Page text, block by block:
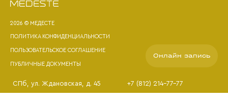
СПб , ул. Ждановская, д. 45 +7 (812) 214-77-77
2026 © МЕДЕСТЕ
ПОЛИТИКА КОНФИДЕНЦИАЛЬНОСТИ
ПОЛЬЗОВАТЕЛЬСКОЕ СОГЛАШЕНИЕ
ПУБЛИЧНЫЕ ДОКУМЕНТЫ
Онлайн запись